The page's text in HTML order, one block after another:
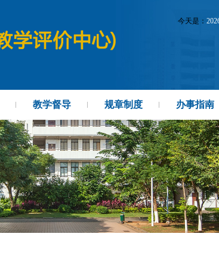
今天是：
教学督导 规章制度 办事指南